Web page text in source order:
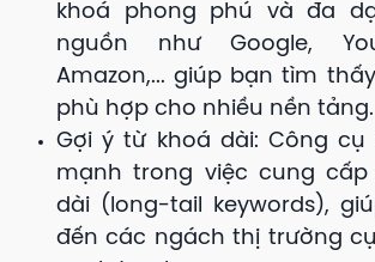
khoá phong phú và đa
nguồn như Google,
Amazon,... giúp bạn tìm
phù hợp cho nhiều nền tảng.
Gợi ý từ khoá dài: Công cụ
mạnh trong việc cung
dài (long-tail keywords),
đến các ngách thị trường